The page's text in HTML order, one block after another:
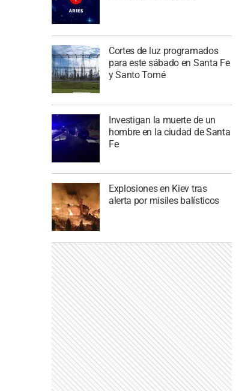
Cortes de luz programados
para este sábado en Santa Fe
y Santo Tomé
Investigan la muerte de un
hombre en la ciudad de Santa
Fe
Explosiones en Kiev tras
alerta por misiles balísticos